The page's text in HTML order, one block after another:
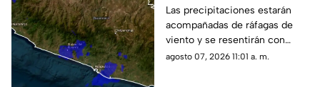
provocará lluvias
Las precipitaciones estarán
acompañadas de ráfagas de
viento y se resentirán con
mayor fuerza durante la tarde y
agosto 07, 2026 11:01 a. m.